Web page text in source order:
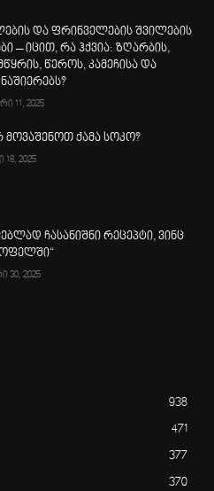
და ფრინველების შვილების
– იცით, რა ჰქვია: ზღარბის,
წეროს, კამეჩისა და
11, 2025
ქამა სოკო?
2025
ჩასანიშნი რეცეპტი, ვინც
30, 2025
938
471
377
370